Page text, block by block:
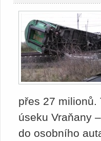
přes 27 milionů.
úseku Vraňany
do osobního